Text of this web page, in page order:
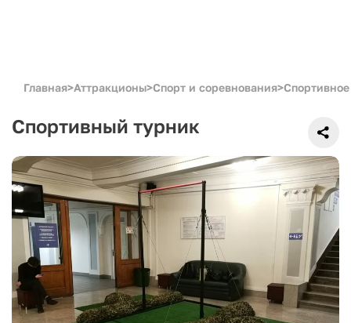
Главная>Аттракционы>Спорт и соревнования>
Спортивный турник